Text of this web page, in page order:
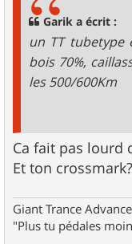
Garik a écrit :
un TT tubetype
bois 70%,
les 500/600Km
Ca fait pas lourd
Et ton
Giant Trance
"Plus tu pédales